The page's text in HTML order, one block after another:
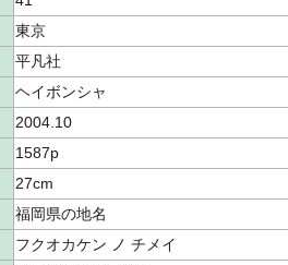
東京
平凡社
ヘイボンシャ
2004.10
1587p
27cm
福岡県の地名
フクオカケン ノ チメイ